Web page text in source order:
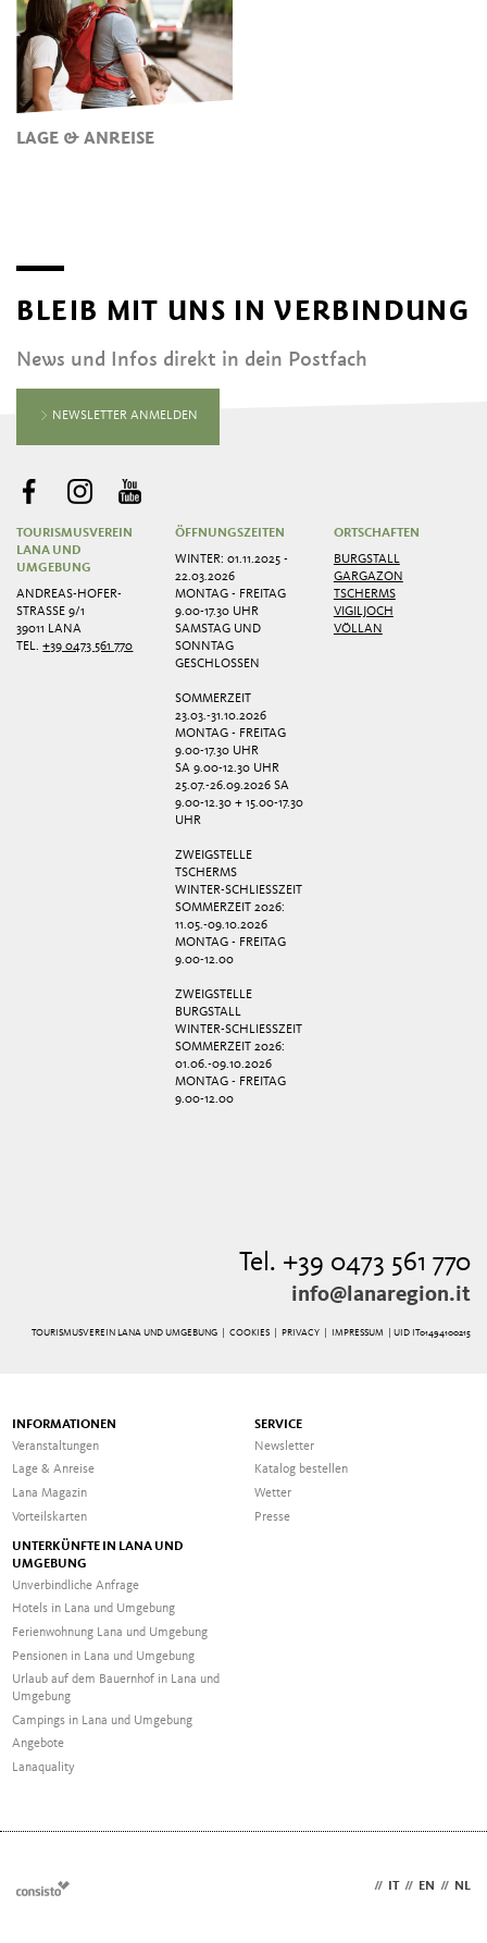
LAGE & ANREISE
BLEIB MIT UNS IN VERBINDUNG
News und Infos direkt in dein Postfach
NEWSLETTER ANMELDEN
TOURISMUSVEREIN
LANA UND
UMGEBUNG
ANDREAS-HOFER-
STRASSE 9/1
39011 LANA
TEL.+39 0473 561 770
ÖFFNUNGSZEITEN
WINTER: 01.11.2025 -
22.03.2026
MONTAG - FREITAG
9.00-17.30 UHR
SAMSTAG UND
SONNTAG
GESCHLOSSEN
SOMMERZEIT
23.03.-31.10.2026
MONTAG - FREITAG
9.00-17.30 UHR
SA 9.00-12.30 UHR
25.07.-26.09.2026 SA
9.00-12.30 + 15.00-17.30
UHR
ZWEIGSTELLE
TSCHERMS
WINTER-SCHLIESSZEIT
SOMMERZEIT 2026:
11.05.-09.10.2026
MONTAG - FREITAG
9.00-12.00
ZWEIGSTELLE
BURGSTALL
WINTER-SCHLIESSZEIT
SOMMERZEIT 2026:
01.06.-09.10.2026
MONTAG - FREITAG
9.00-12.00
ORTSCHAFTEN
BURGSTALL
GARGAZON
TSCHERMS
VIGILJOCH
VÖLLAN
Tel. +39 0473 561 770
info@lanaregion.it
TOURISMUSVEREIN LANA UND UMGEBUNG | COOKIES| PRIVACY| IMPRESSUM | UID IT01494100215
INFORMATIONEN
Veranstaltungen
Lage & Anreise
Lana Magazin
Vorteilskarten
SERVICE
Newsletter
Katalog bestellen
Wetter
Presse
UNTERKÜNFTE IN LANA UND
UMGEBUNG
Unverbindliche Anfrage
Hotels in Lana und Umgebung
Ferienwohnung Lana und Umgebung
Pensionen in Lana und Umgebung
Urlaub auf dem Bauernhof in Lana und
Umgebung
Campings in Lana und Umgebung
Angebote
Lanaquality
// IT // EN // NL